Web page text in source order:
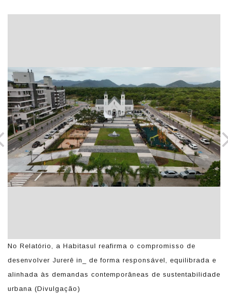
No Relatório, a Habitasul reafirma o compromisso de
desenvolver Jurerê in_ de forma responsável, equilibrada e
alinhada às demandas contemporâneas de sustentabilidade
urbana (Divulgação)